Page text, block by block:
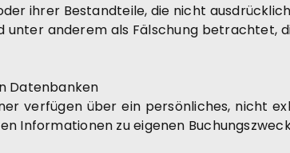
ihrer Bestandteile, die nicht
anderem als Fälschung betrachtet,
Datenbanken
verfügen über ein persönliches, nicht
Informationen zu eigenen